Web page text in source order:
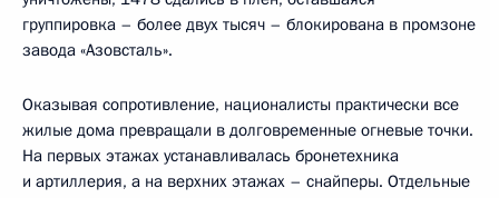
группировка – более двух тысяч – блокирована в промзоне
завода «Азовсталь».
Оказывая сопротивление, националисты практически все
жилые дома превращали в долговременные огневые точки.
На первых этажах устанавливалась бронетехника
и артиллерия, а на верхних этажах – снайперы. Отдельные